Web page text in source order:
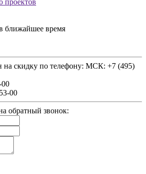
проектов
ближайшее время
скидку по телефону: МСК: +7 (495)
00
обратный звонок: